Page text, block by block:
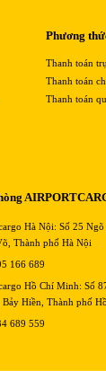
Phương
Thanh toán
Thanh toán
Thanh toán
Hà Nội: Số 25
Thành phố Hà Nội
166 689
Hồ Chí Minh: Số
Bảy Hiền, Thành phố
689 559